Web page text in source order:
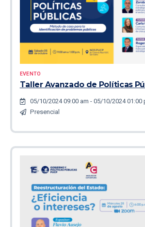
EVENTO
Taller Avanzado de Políticas
05/10/2024 09:00 am - 05/10/2024 01:00
Presencial